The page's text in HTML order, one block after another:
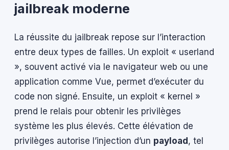
jailbreak moderne
La réussite du jailbreak repose sur l’interaction
entre deux types de failles. Un exploit « userland
», souvent activé via le navigateur web ou une
application comme Vue, permet d’exécuter du
code non signé. Ensuite, un exploit « kernel »
prend le relais pour obtenir les privilèges
système les plus élevés. Cette élévation de
privilèges autorise l’injection d’un payload , tel